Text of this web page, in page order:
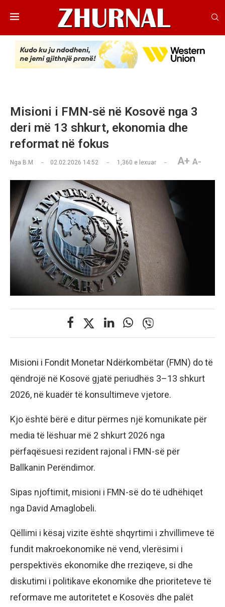
Misioni i FMN-së në Kosovë nga 3
deri më 13 shkurt, ekonomia dhe
reformat në fokus
Nga B.M 02.02.2026 14:52 1,360 e lexuar A+ A-
Misioni i Fondit Monetar Ndërkombëtar (FMN) do të
qëndrojë në Kosovë gjatë periudhës 3–13 shkurt
2026, në kuadër të konsultimeve vjetore.
Kjo është bërë e ditur përmes një komunikate për
media të lëshuar më 2 shkurt 2026 nga
përfaqësuesi rezident rajonal i FMN-së për
Ballkanin Perëndimor.
Sipas njoftimit, misioni i FMN-së do të udhëhiqet
nga David Amaglobeli.
Qëllimi i kësaj vizite është shqyrtimi i zhvillimeve të
fundit makroekonomike në vend, vlerësimi i
perspektivës ekonomike dhe rreziqeve, si dhe
diskutimi i politikave ekonomike dhe prioriteteve të
reformave me autoritetet e Kosovës dhe palët